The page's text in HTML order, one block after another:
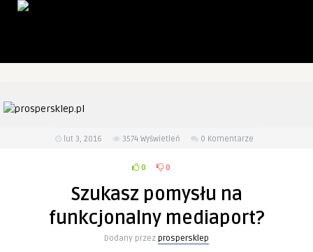
lut 3, 2016 3574 Wyświetleń 0 Komentarze
0 0
Szukasz pomysłu na
funkcjonalny mediaport?
Dodany przez prospersklep